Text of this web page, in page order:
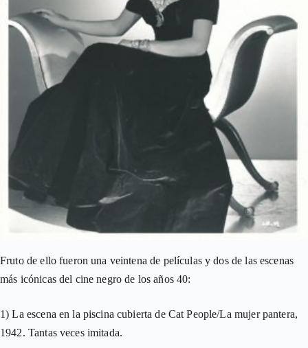
Fruto de ello fueron una veintena de películas y dos de las escenas
más icónicas del cine negro de los años 40:
1) La escena en la piscina cubierta de Cat People/La mujer pantera,
1942. Tantas veces imitada.